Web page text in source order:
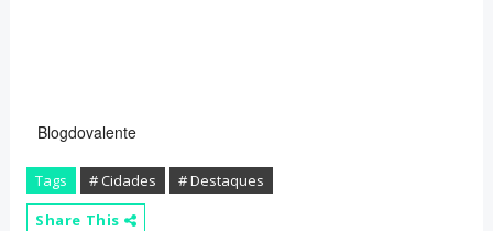
Blogdovalente
Tags # Cidades
# Destaques
Share This